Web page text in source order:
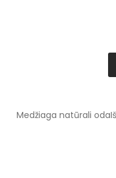
Medžiaga natūrali oda